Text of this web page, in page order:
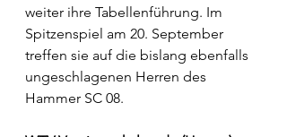
weiter ihre Tabellenführung. Im
Spitzenspiel am 20. September
treffen sie auf die bislang ebenfalls
ungeschlagenen Herren des
Hammer SC 08.